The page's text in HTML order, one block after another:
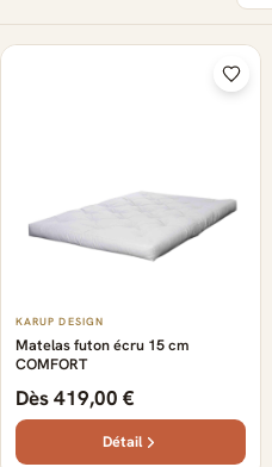
KARUP DESIGN
Matelas futon écru 15 cm
COMFORT
Dès 419,00 €
Détail